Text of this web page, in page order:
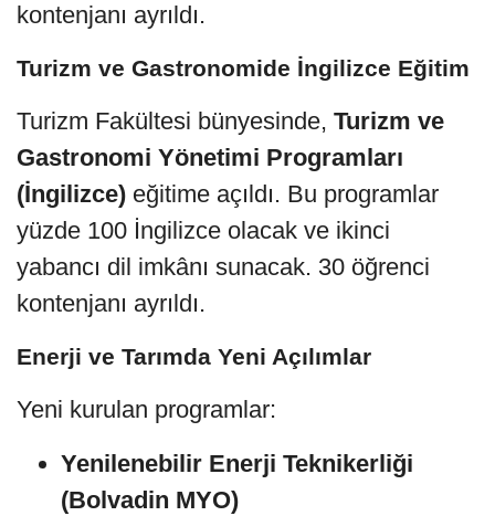
kontenjanı ayrıldı.
Turizm ve Gastronomide İngilizce Eğitim
Turizm Fakültesi bünyesinde, Turizm ve
Gastronomi Yönetimi Programları
(İngilizce) eğitime açıldı. Bu programlar
yüzde 100 İngilizce olacak ve ikinci
yabancı dil imkânı sunacak. 30 öğrenci
kontenjanı ayrıldı.
Enerji ve Tarımda Yeni Açılımlar
Yeni kurulan programlar:
Yenilenebilir Enerji Teknikerliği
(Bolvadin MYO)